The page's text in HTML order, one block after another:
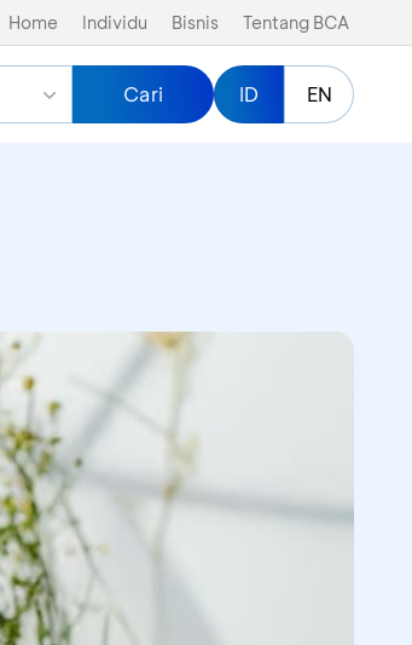
Home Individu Bisnis Tentang BCA
Cari ID EN